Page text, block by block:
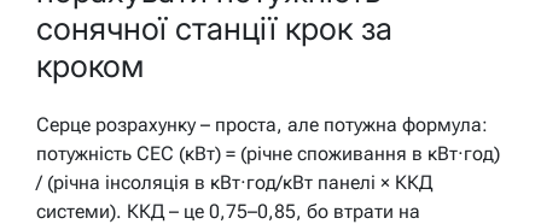
сонячної станції крок за
кроком
Серце розрахунку – проста, але потужна формула:
потужність СЕС (кВт) = (річне споживання в кВт·год)
/ (річна інсоляція в кВт·год/кВт панелі × ККД
системи). ККД – це 0,75–0,85, бо втрати на